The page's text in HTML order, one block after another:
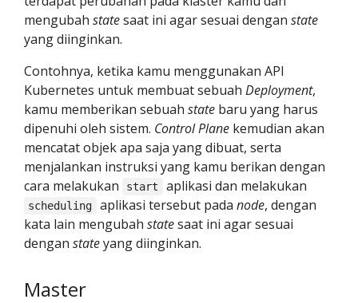
mengubah statesaat ini agar sesuai dengan state
yang diinginkan.
Contohnya, ketika kamu menggunakan API
Kubernetes untuk membuat sebuah Deployment,
kamu memberikan sebuah state baru yang harus
dipenuhi oleh sistem. Control Plane kemudian akan
mencatat objek apa saja yang dibuat, serta
menjalankan instruksi yang kamu berikan dengan
cara melakukan
start aplikasi dan melakukan
scheduling aplikasi tersebut pada node, dengan
kata lain mengubah statesaat ini agar sesuai
dengan stateyang diinginkan.
Master